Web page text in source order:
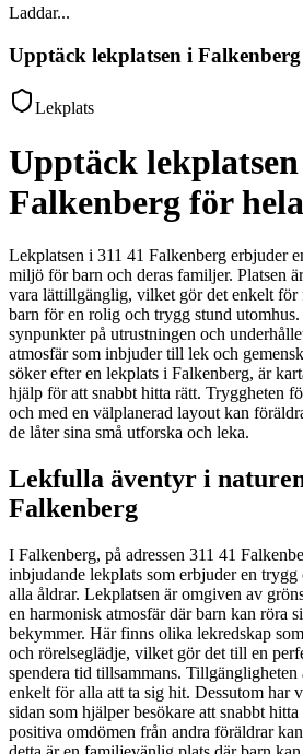
Laddar...
Upptäck lekplatsen i
Lekplats
Upptäck
Falkenberg för
Lekplatsen i 311 41 Falkenberg erbjuder
miljö för barn och deras familjer. Platsen
vara lättillgänglig, vilket gör det enkelt för
barn för en rolig och trygg stund
synpunkter på utrustningen och
atmosfär som inbjuder till lek och
söker efter en lekplats i Falkenberg, är
hjälp för att snabbt hitta rätt. Tryggheten
och med en välplanerad layout kan
de låter sina små utforska och leka.
Lekfulla äventyr i
Falkenberg
I Falkenberg, på adressen 311 41
inbjudande lekplats som erbjuder en
alla åldrar. Lekplatsen är omgiven av
en harmonisk atmosfär där barn kan röra
bekymmer. Här finns olika lekredskap
och rörelseglädje, vilket gör det till en
spendera tid tillsammans.
enkelt för alla att ta sig hit. Dessutom har
sidan som hjälper besökare att snabbt
positiva omdömen från andra föräldrar